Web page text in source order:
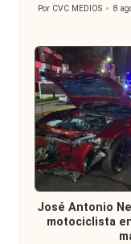
Publicado
Por CVC MEDIOS 8
Publicada
en
José Antonio
motociclista